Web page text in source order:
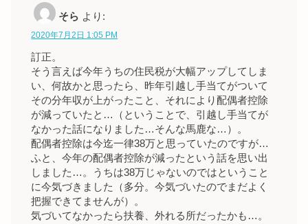
そら より:
2020年7月2日 1:05 PM
訂正。
そう言えば今年うちの住民税が大幅アップしてしま
い、何故かと思ったら、昨年引越し手当てがついて
その分年収が上がったこと、それにより配偶者控除
が減っていたと…（ということで、引越し手当てが
なかった話になりました…そんな馬鹿な…）。
配偶者控除は今迄一律38万と思っていたのですが…
ふと、今年の配偶者控除が減ったという話を思い出
しました…。うちは38万じゃないのではということ
に今気づきました（多分。今気づいたのでまだよく
把握できてませんが）。
気づいてなかったら扶養、外れる所だったかも…。